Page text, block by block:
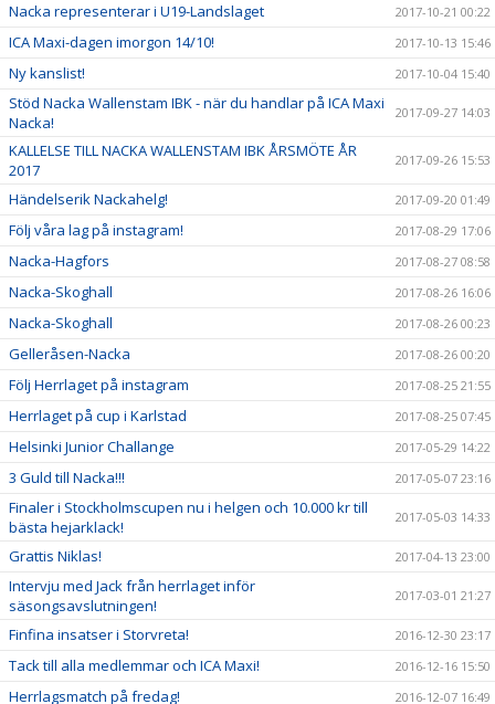
Nacka representerar i U19-Landslaget 2017-10-21 00:22
ICA Maxi-dagen imorgon 14/10! 2017-10-13 15:46
Ny kanslist! 2017-10-04 15:40
Stöd Nacka Wallenstam IBK - när du handlar på ICA Maxi
Nacka!
2017-09-27 14:03
KALLELSE TILL NACKA WALLENSTAM IBK ÅRSMÖTE ÅR
2017
2017-09-26 15:53
Händelserik Nackahelg! 2017-09-20 01:49
Följ våra lag på instagram! 2017-08-29 17:06
Nacka-Hagfors 2017-08-27 08:58
Nacka-Skoghall 2017-08-26 16:06
Nacka-Skoghall 2017-08-26 00:23
Gelleråsen-Nacka 2017-08-26 00:20
Följ Herrlaget på instagram 2017-08-25 21:55
Herrlaget på cup i Karlstad 2017-08-25 07:45
Helsinki Junior Challange 2017-05-29 14:22
3 Guld till Nacka!!! 2017-05-07 23:16
Finaler i Stockholmscupen nu i helgen och 10.000 kr till
bästa hejarklack!
2017-05-03 14:33
Grattis Niklas! 2017-04-13 23:00
Intervju med Jack från herrlaget inför
säsongsavslutningen!
2017-03-01 21:27
Finfina insatser i Storvreta! 2016-12-30 23:17
Tack till alla medlemmar och ICA Maxi! 2016-12-16 15:50
Herrlagsmatch på fredag! 2016-12-07 16:49